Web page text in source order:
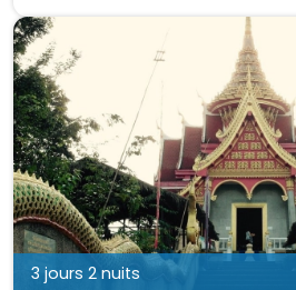
3 jours 2 nuits